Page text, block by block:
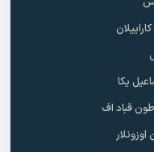
یکا
قباد اف
اوزونلار